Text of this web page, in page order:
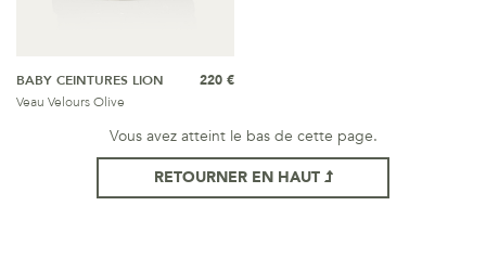
BABY CEINTURES LION
Veau Velours Olive
220 €
Vous avez atteint le bas de cette page.
RETOURNER EN HAUT